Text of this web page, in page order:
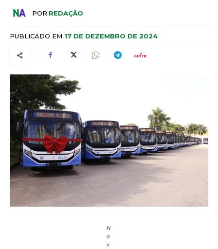
POR REDAÇÃO
PUBLICADO EM 17 DE DEZEMBRO DE 2024
N
o
v